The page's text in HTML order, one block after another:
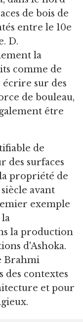
de bois de
entre le 10e
D.
la
comme de
écrire sur des
de bouleau,
être
de
des surfaces
propriété de
avant
exemple
la production
d'Ashoka.
Brahmi
des contextes
et pour